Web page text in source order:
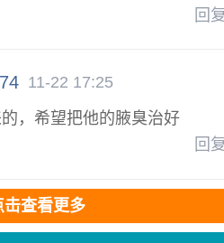
回
11-22 17:25
，希望把他的腋臭治好
回
击查看更多